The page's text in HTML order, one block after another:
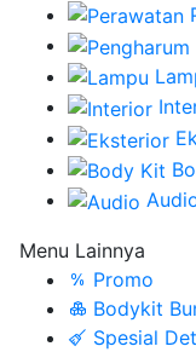
Menu Lainnya
Promo
Bodykit
Spesial